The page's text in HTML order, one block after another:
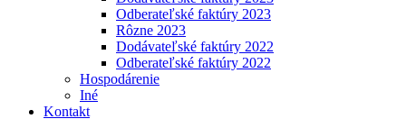
Odberateľské faktúry 2023
Rôzne 2023
Dodávateľské faktúry 2022
Odberateľské faktúry 2022
Hospodárenie
Iné
Kontakt